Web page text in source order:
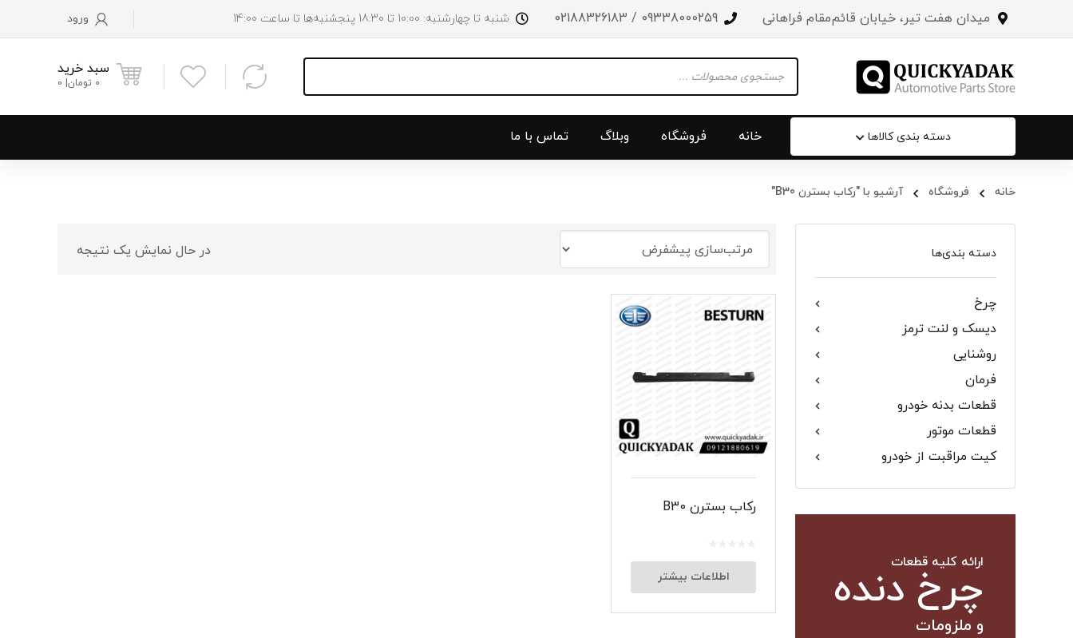
میدان هفت تیر، خیابان قائم‌مقام فراهانی 09338000259 / 02188326183 شنبه تا چهارشنبه: 10:00 تا 18:30 پنجشنبه‌‌ها تا ساعت 14:00 ورود
سبد خرید
0 تومان 0
search
دسته بندی کالاها
جلو پنجره
درب خودرو
گلگیر
چراغ جلو
میل موج گیر
سیبک فرمان
خانه فروشگاه وبلاگ تماس با ما
خانه فروشگاه آرشیو با "رکاب بسترن B30"
دسته بندی‌ها
چرخ
دیسک و لنت ترمز
روشنایی
فرمان
قطعات بدنه خودرو
قطعات موتور
کیت مراقبت از خودرو
ارائه کلیه قطعات
چرخ دنده
و ملزومات
در حال نمایش یک نتیجه
رکاب بسترن B30
اطلاعات بیشتر